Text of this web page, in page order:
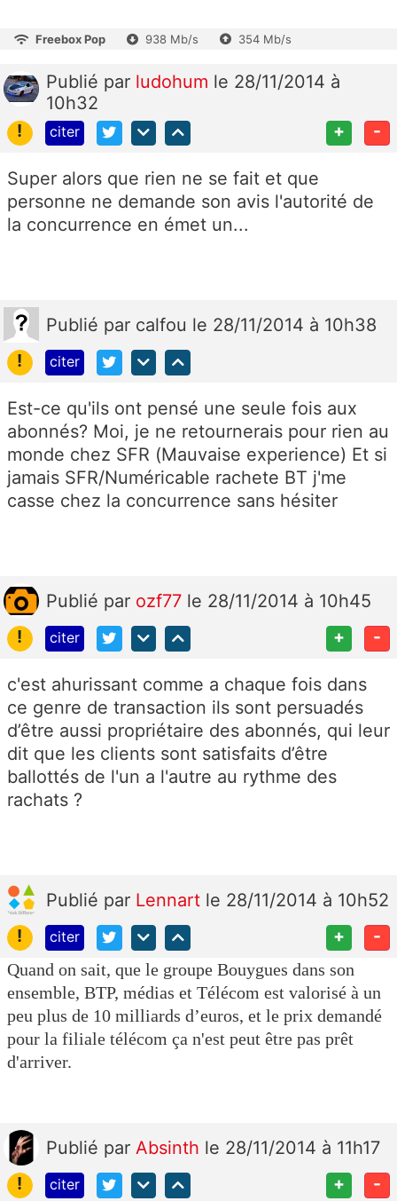
Freebox Pop 938 Mb/s 354 Mb/s
Publié par ludohum le 28/11/2014 à
10h32
!
citer + -
Super alors que rien ne se fait et que
personne ne demande son avis l'autorité de
la concurrence en émet un...
Publié par calfou le 28/11/2014 à 10h38
!
citer
Est-ce qu'ils ont pensé une seule fois aux
abonnés? Moi, je ne retournerais pour rien au
monde chez SFR (Mauvaise experience) Et si
jamais SFR/Numéricable rachete BT j'me
casse chez la concurrence sans hésiter
Publié par ozf77 le 28/11/2014 à 10h45
!
citer + -
c'est ahurissant comme a chaque fois dans
ce genre de transaction ils sont persuadés
d’être aussi propriétaire des abonnés, qui leur
dit que les clients sont satisfaits d’être
ballottés de l'un a l'autre au rythme des
rachats ?
Publié par Lennart le 28/11/2014 à 10h52
!
citer + -
Quand on sait, que le groupe Bouygues dans son
ensemble, BTP, médias et Télécom est valorisé à un
peu plus de 10 milliards d’euros, et le prix demandé
pour la filiale télécom ça n'est peut être pas prêt
d'arriver.
Publié par Absinth le 28/11/2014 à 11h17
!
citer + -